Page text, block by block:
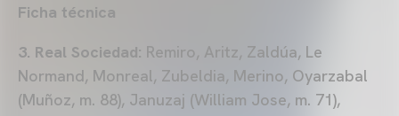
Ficha técnica
3. Real Sociedad: Remiro, Aritz, Zaldúa, Le
Normand, Monreal, Zubeldia, Merino, Oyarzabal
(Muñoz, m. 88), Januzaj (William Jose, m. 71),